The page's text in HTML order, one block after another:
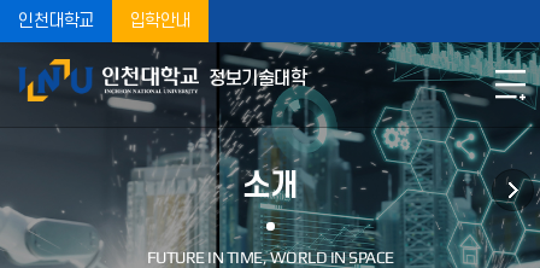
인천대학교 입학안내
정보기술대학
소개